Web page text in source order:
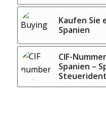
Kaufen Sie
Spanien
CIF-
Spanien –